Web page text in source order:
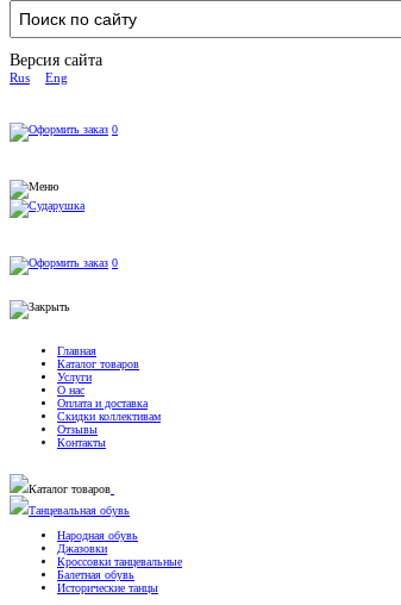
Версия сайта
Rus Eng
0
0
Главная
Каталог товаров
Услуги
О нас
Оплата и доставка
Скидки коллективам
Отзывы
Контакты
Каталог товаров
Танцевальная обувь
Народная обувь
Джазовки
Кроссовки танцевальные
Балетная обувь
Исторические танцы